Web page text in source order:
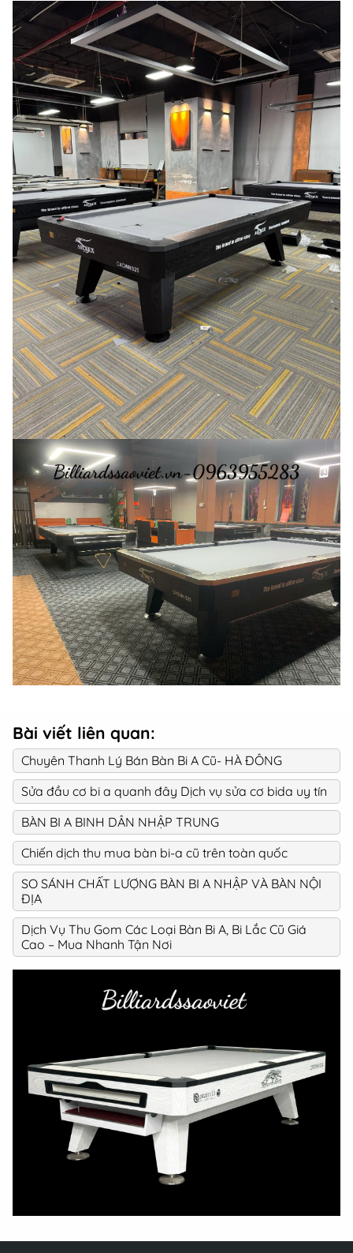
Bài viết liên quan:
Chuyên Thanh Lý Bán Bàn Bi A Cũ- HÀ ĐÔNG
Sửa đầu cơ bi a quanh đây Dịch vụ sửa cơ bida uy tín
BÀN BI A BINH DÂN NHẬP TRUNG
Chiến dịch thu mua bàn bi-a cũ trên toàn quốc
SO SÁNH CHẤT LƯỢNG BÀN BI A NHẬP VÀ BÀN NỘI
ĐỊA
Dịch Vụ Thu Gom Các Loại Bàn Bi A, Bi Lắc Cũ Giá
Cao – Mua Nhanh Tận Nơi